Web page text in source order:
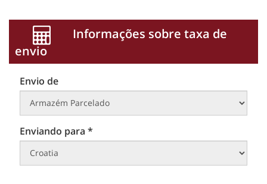
Informações sobre taxa de
envio
Envio de
Enviando para *